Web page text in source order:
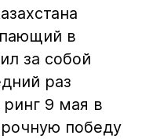
в
за собой
раз
ринг 9 мая в
победу